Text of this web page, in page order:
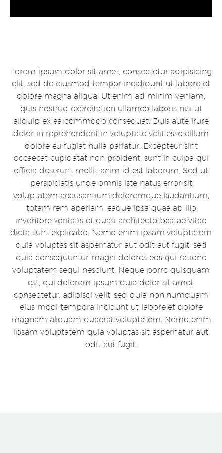
Lorem ipsum dolor sit amet, consectetur adipisicing
elit, sed do eiusmod tempor incididunt ut labore et
dolore magna aliqua. Ut enim ad minim veniam,
quis nostrud exercitation ullamco laboris nisi ut
aliquip ex ea commodo consequat. Duis aute irure
dolor in reprehenderit in voluptate velit esse cillum
dolore eu fugiat nulla pariatur. Excepteur sint
occaecat cupidatat non proident, sunt in culpa qui
officia deserunt mollit anim id est laborum. Sed ut
perspiciatis unde omnis iste natus error sit
voluptatem accusantium doloremque laudantium,
totam rem aperiam, eaque ipsa quae ab illo
inventore veritatis et quasi architecto beatae vitae
dicta sunt explicabo. Nemo enim ipsam voluptatem
quia voluptas sit aspernatur aut odit aut fugit, sed
quia consequuntur magni dolores eos qui ratione
voluptatem sequi nesciunt. Neque porro quisquam
est, qui dolorem ipsum quia dolor sit amet,
consectetur, adipisci velit, sed quia non numquam
eius modi tempora incidunt ut labore et dolore
magnam aliquam quaerat voluptatem. Nemo enim
ipsam voluptatem quia voluptas sit aspernatur aut
odit aut fugit.